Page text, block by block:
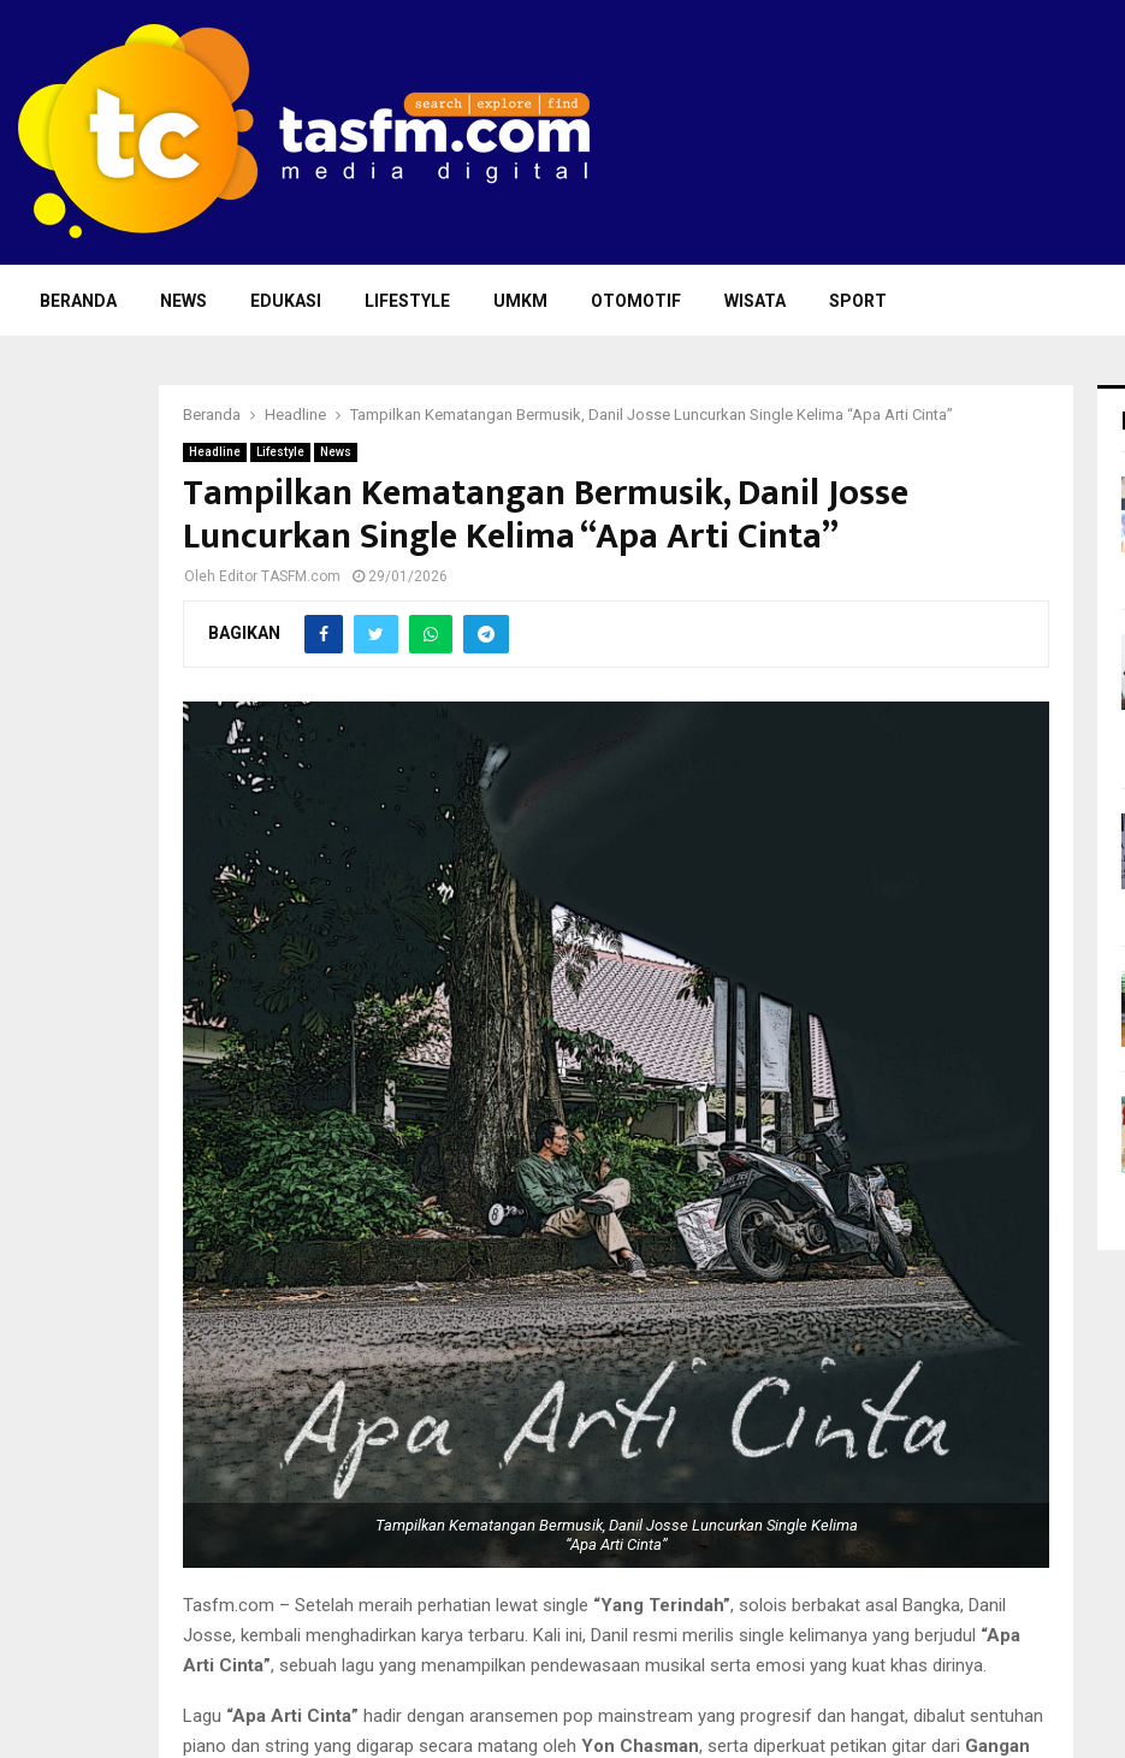
BERANDA NEWS EDUKASI LIFESTYLE UMKM OTOMOTIF WISATA SPORT
Beranda Headline Tampilkan Kematangan Bermusik, Danil Josse Luncurkan Single Kelima “Apa Arti Cinta”
Headline Lifestyle News
Tampilkan Kematangan Bermusik, Danil Josse
Luncurkan Single Kelima “Apa Arti Cinta”
Oleh Editor TASFM.com 29/01/2026
BAGIKAN
Tampilkan Kematangan Bermusik, Danil Josse Luncurkan Single Kelima
“Apa Arti Cinta”
Tasfm.com – Setelah meraih perhatian lewat single “Yang Terindah”, solois berbakat asal Bangka, Danil
Josse, kembali menghadirkan karya terbaru. Kali ini, Danil resmi merilis single kelimanya yang berjudul “Apa
Arti Cinta”, sebuah lagu yang menampilkan pendewasaan musikal serta emosi yang kuat khas dirinya.
Lagu “Apa Arti Cinta” hadir dengan aransemen pop mainstream yang progresif dan hangat, dibalut sentuhan
piano dan string yang digarap secara matang oleh Yon Chasman, serta diperkuat petikan gitar dari Gangan